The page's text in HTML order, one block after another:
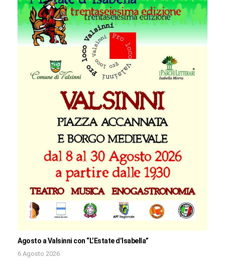
Agosto a Valsinni con “L’Estate d’Isabella”
6 Agosto 2026